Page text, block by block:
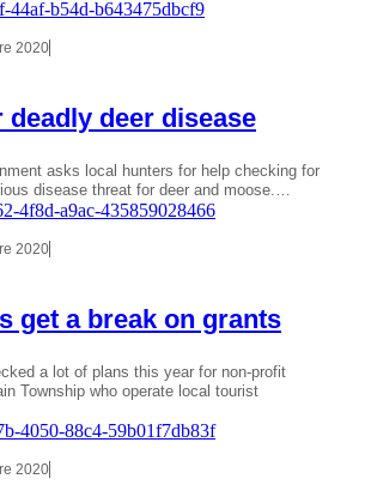
2020
deadly deer disease
asks local hunters for help checking for
disease threat for deer and moose.…
2020
get a break on grants
a lot of plans this year for non-profit
Township who operate local tourist
2020